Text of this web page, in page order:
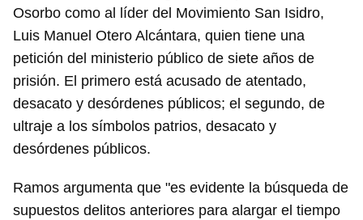
Osorbo como al líder del Movimiento San Isidro,
Luis Manuel Otero Alcántara, quien tiene una
petición del ministerio público de siete años de
prisión. El primero está acusado de atentado,
desacato y desórdenes públicos; el segundo, de
ultraje a los símbolos patrios, desacato y
desórdenes públicos.
Ramos argumenta que "es evidente la búsqueda de
supuestos delitos anteriores para alargar el tiempo